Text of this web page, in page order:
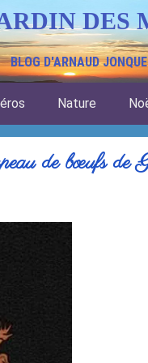
DES
BLOG D'ARNAUD
Nature
de bœufs de